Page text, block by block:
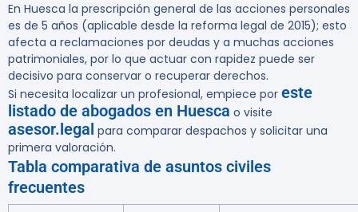
En Huesca la prescripción general de las acciones personales
es de 5 años (aplicable desde la reforma legal de 2015); esto
afecta a reclamaciones por deudas y a muchas acciones
patrimoniales, por lo que actuar con rapidez puede ser
decisivo para conservar o recuperar derechos.
Si necesita localizar un profesional, empiece por este
listado de abogados en Huesca o visite
asesor.legal para comparar despachos y solicitar una
primera valoración.
Tabla comparativa de asuntos civiles
frecuentes